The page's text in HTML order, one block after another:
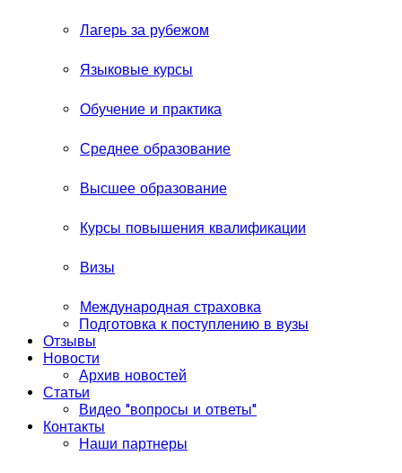
Лагерь за рубежом
Языковые курсы
Обучение и практика
Среднее образование
Высшее образование
Курсы повышения квалификации
Визы
Международная страховка
Подготовка к поступлению в вузы
Отзывы
Новости
Архив новостей
Статьи
Видео "вопросы и ответы"
Контакты
Наши партнеры